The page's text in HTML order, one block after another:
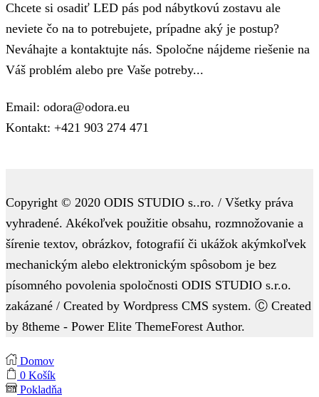
Chcete si osadiť LED pás pod nábytkovú zostavu ale
neviete čo na to potrebujete, prípadne aký je postup?
Neváhajte a kontaktujte nás. Spoločne nájdeme riešenie na
Váš problém alebo pre Vaše potreby...
Email: odora@odora.eu
Kontakt: +421 903 274 471
Copyright © 2020 ODIS STUDIO s..ro. / Všetky práva
vyhradené. Akékoľvek použitie obsahu, rozmnožovanie a
šírenie textov, obrázkov, fotografií či ukážok akýmkoľvek
mechanickým alebo elektronickým spôsobom je bez
písomného povolenia spoločnosti ODIS STUDIO s.r.o.
zakázané / Created by Wordpress CMS system. Ⓒ Created
by 8theme - Power Elite ThemeForest Author.
Domov
0 Košík
Pokladňa